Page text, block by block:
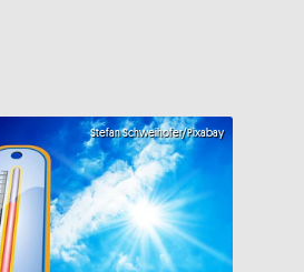
Stefan Schweihofer/Pixabay